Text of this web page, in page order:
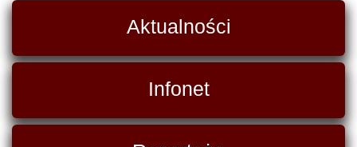
Aktualności
Infonet